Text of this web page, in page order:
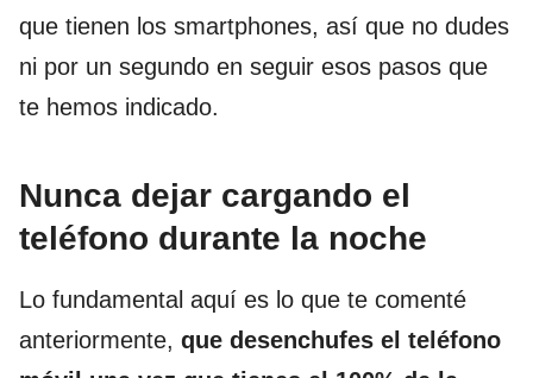
que tienen los smartphones, así que no dudes
ni por un segundo en seguir esos pasos que
te hemos indicado.
Nunca dejar cargando el
teléfono durante la noche
Lo fundamental aquí es lo que te comenté
anteriormente, que desenchufes el teléfono